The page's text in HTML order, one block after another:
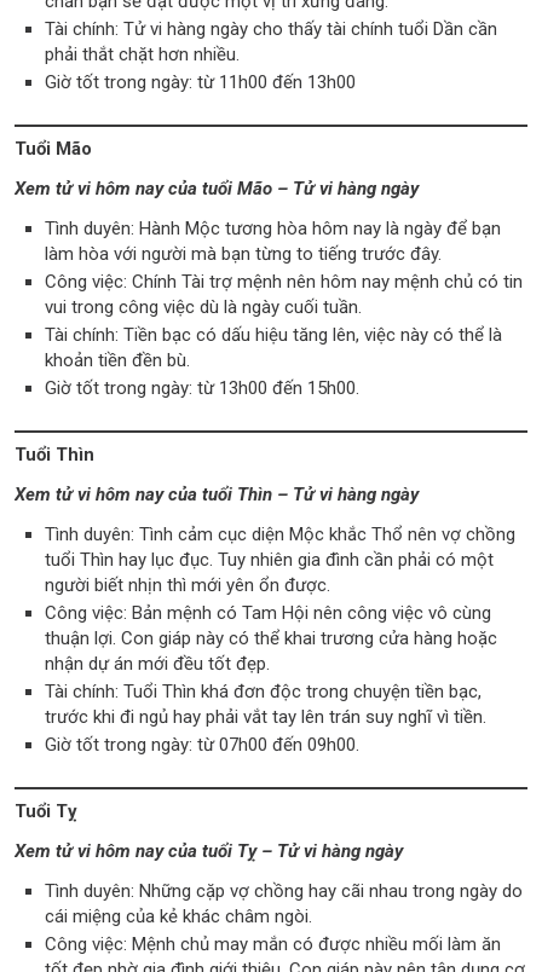
Tài chính: Tử vi hàng ngày cho thấy tài chính tuổi Dần cần
phải thắt chặt hơn nhiều.
Giờ tốt trong ngày: từ 11h00 đến 13h00
Tuổi Mão
Xem tử vi hôm nay của tuổi Mão – Tử vi hàng ngày
Tình duyên: Hành Mộc tương hòa hôm nay là ngày để bạn
làm hòa với người mà bạn từng to tiếng trước đây.
Công việc: Chính Tài trợ mệnh nên hôm nay mệnh chủ có tin
vui trong công việc dù là ngày cuối tuần.
Tài chính: Tiền bạc có dấu hiệu tăng lên, việc này có thể là
khoản tiền đền bù.
Giờ tốt trong ngày: từ 13h00 đến 15h00.
Tuổi Thìn
Xem tử vi hôm nay của tuổi Thìn – Tử vi hàng ngày
Tình duyên: Tình cảm cục diện Mộc khắc Thổ nên vợ chồng
tuổi Thìn hay lục đục. Tuy nhiên gia đình cần phải có một
người biết nhịn thì mới yên ổn được.
Công việc: Bản mệnh có Tam Hội nên công việc vô cùng
thuận lợi. Con giáp này có thể khai trương cửa hàng hoặc
nhận dự án mới đều tốt đẹp.
Tài chính: Tuổi Thìn khá đơn độc trong chuyện tiền bạc,
trước khi đi ngủ hay phải vắt tay lên trán suy nghĩ vì tiền.
Giờ tốt trong ngày: từ 07h00 đến 09h00.
Tuổi Tỵ
Xem tử vi hôm nay của tuổi Tỵ – Tử vi hàng ngày
Tình duyên: Những cặp vợ chồng hay cãi nhau trong ngày do
cái miệng của kẻ khác châm ngòi.
Công việc: Mệnh chủ may mắn có được nhiều mối làm ăn